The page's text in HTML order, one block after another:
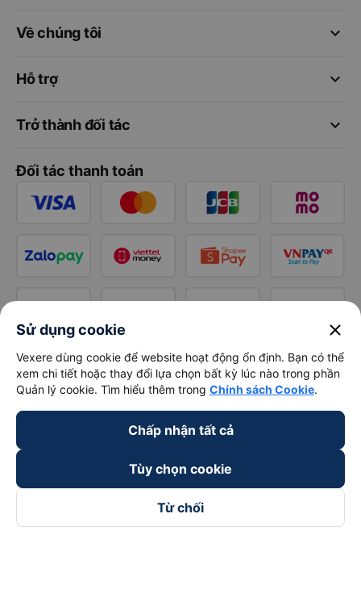
keyboard_arrow_down
Về chúng tôi
keyboard_arrow_down
Hỗ trợ
keyboard_arrow_down
Trở thành đối tác
Đối tác thanh toán
Sử dụng cookie close
Vexere dùng cookie để website hoạt động ổn định. Bạn có thể
xem chi tiết hoặc thay đổi lựa chọn bất kỳ lúc nào trong phần
Quản lý cookie. Tìm hiểu thêm trong Chính sách Cookie.
Chấp nhận tất cả
Tùy chọn cookie
Từ chối